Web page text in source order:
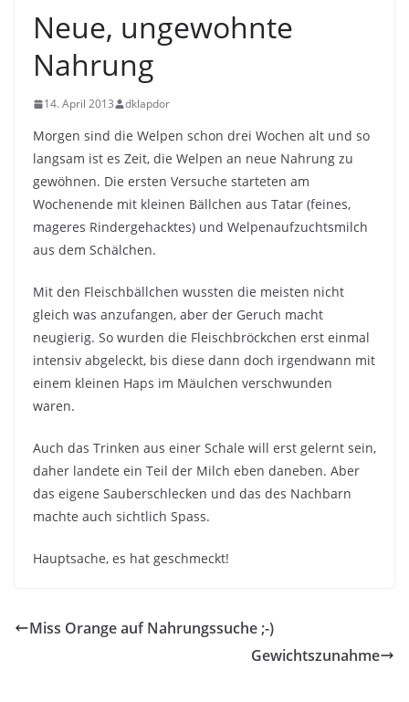
Neue, ungewohnte
Nahrung
14. April 2013 dklapdor
Morgen sind die Welpen schon drei Wochen alt und so
langsam ist es Zeit, die Welpen an neue Nahrung zu
gewöhnen. Die ersten Versuche starteten am
Wochenende mit kleinen Bällchen aus Tatar (feines,
mageres Rindergehacktes) und Welpenaufzuchtsmilch
aus dem Schälchen.
Mit den Fleischbällchen wussten die meisten nicht
gleich was anzufangen, aber der Geruch macht
neugierig. So wurden die Fleischbröckchen erst einmal
intensiv abgeleckt, bis diese dann doch irgendwann mit
einem kleinen Haps im Mäulchen verschwunden
waren.
Auch das Trinken aus einer Schale will erst gelernt sein,
daher landete ein Teil der Milch eben daneben. Aber
das eigene Sauberschlecken und das des Nachbarn
machte auch sichtlich Spass.
Hauptsache, es hat geschmeckt!
Miss Orange auf Nahrungssuche ;-)
Gewichtszunahme